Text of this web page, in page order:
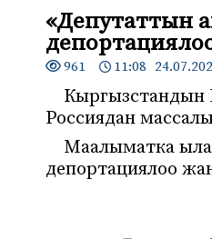
«Депутаттын
961 11:08
Кыргызстандын
Россиядан
Маалыматка
депортациялоо